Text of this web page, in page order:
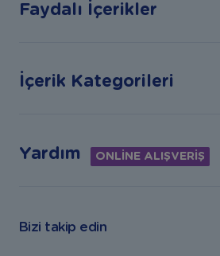
Faydalı İçerikler
İçerik Kategorileri
Yardım ONLİNE ALIŞVERİŞ
Bizi takip edin